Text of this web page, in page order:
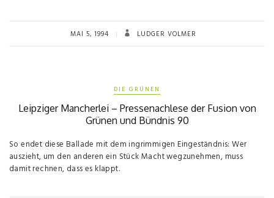
MAI 5, 1994 LUDGER VOLMER
DIE GRÜNEN
Leipziger Mancherlei – Pressenachlese der Fusion von
Grünen und Bündnis 90
So endet diese Ballade mit dem ingrimmigen Eingeständnis: Wer
auszieht, um den anderen ein Stück Macht wegzunehmen, muss
damit rechnen, dass es klappt.